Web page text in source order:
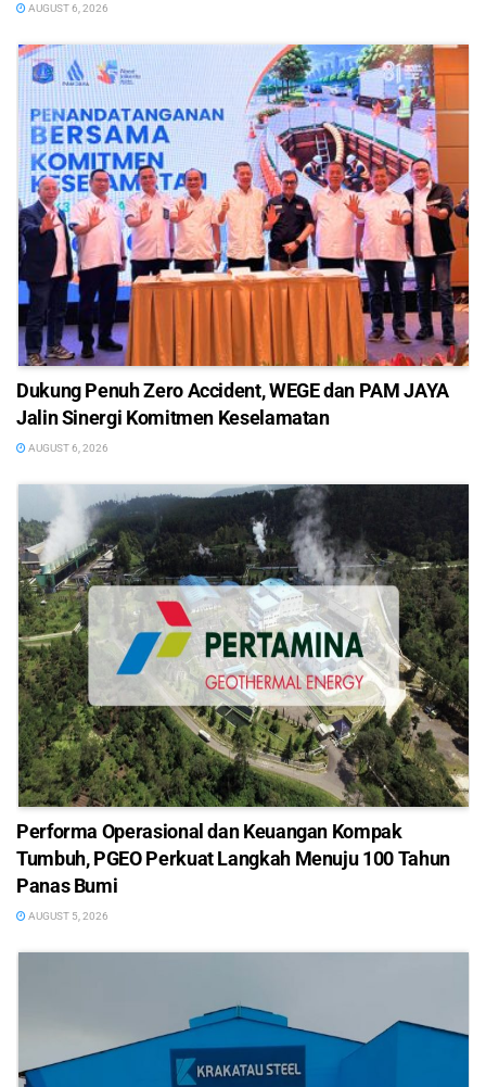
AUGUST 6, 2026
Dukung Penuh Zero Accident, WEGE dan PAM JAYA
Jalin Sinergi Komitmen Keselamatan
AUGUST 6, 2026
Performa Operasional dan Keuangan Kompak
Tumbuh, PGEO Perkuat Langkah Menuju 100 Tahun
Panas Bumi
AUGUST 5, 2026